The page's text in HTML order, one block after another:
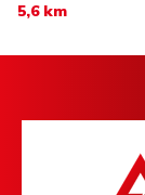
5,6 km